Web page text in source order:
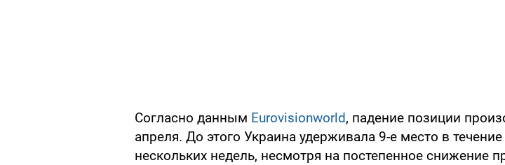
Согласно данным Eurovisionworld, падение позиции
апреля. До этого Украина удерживала 9-е место в течение
нескольких недель, несмотря на постепенное снижение